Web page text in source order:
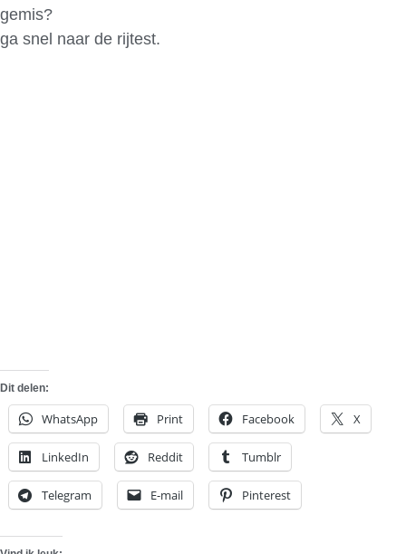
gemis?
ga snel naar de rijtest.
Dit delen:
WhatsApp Print Facebook X
LinkedIn Reddit Tumblr
Telegram E-mail Pinterest